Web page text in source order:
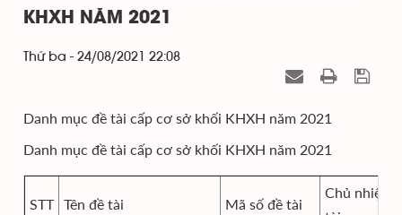
KHXH NĂM 2021
Thứ ba - 24/08/2021 22:08
Danh mục đề tài cấp cơ sở khối KHXH năm 2021
Danh mục đề tài cấp cơ sở khối KHXH năm 2021
STT Tên đề tài Mã số đề tài
Chủ nhiệm